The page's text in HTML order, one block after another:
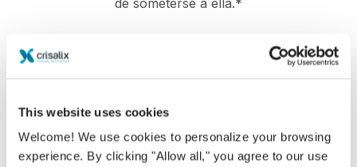
This website uses cookies
Welcome! We use cookies to personalize your browsing
experience. By clicking "Allow all," you agree to our use
*Encuesta en línea realizada entre pacientes de aumento de